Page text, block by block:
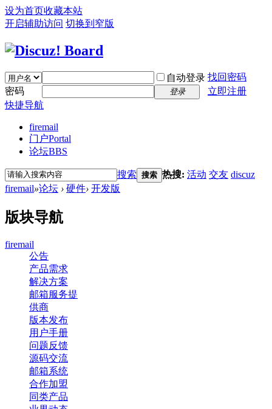
设为首页收藏本站
开启辅助访问 切换到窄版
自动登录 找回密码
密码
登录
立即注册
快捷导航
firemail
门户Portal
论坛BBS
搜索 搜索 热搜: 活动 交友 discuz
firemail»论坛 › 硬件› 开发版
版块导航
firemail
公告
产品需求
解决方案
邮箱服务提
供商
版本发布
用户手册
问题反馈
源码交流
邮箱系统
合作加盟
同类产品